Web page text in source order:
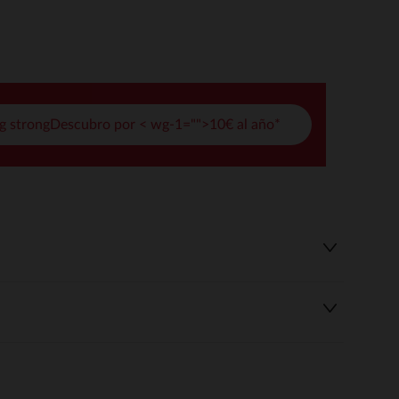
strongDescubro por < wg-1="">10€ al año*